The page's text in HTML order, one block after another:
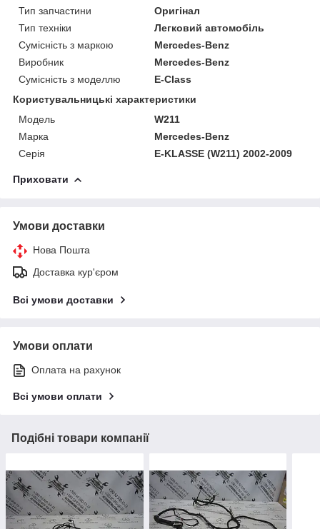
Тип запчастини
Оригінал
Тип техніки
Легковий автомобіль
Сумісність з маркою
Mercedes-Benz
Виробник
Mercedes-Benz
Сумісність з моделлю
E-Class
Користувальницькі характеристики
Модель
W211
Марка
Mercedes-Benz
Серія
E-KLASSE (W211) 2002-2009
Приховати
Умови доставки
Нова Пошта
Доставка кур'єром
Всі умови доставки
Умови оплати
Оплата на рахунок
Всі умови оплати
Подібні товари компанії